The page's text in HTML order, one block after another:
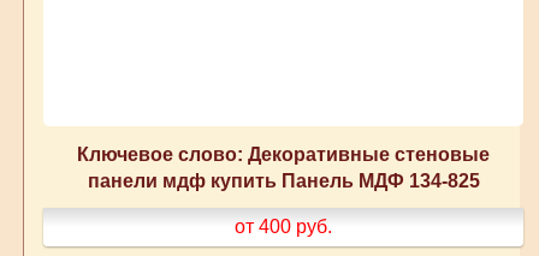
Ключевое слово: Декоративные стеновые
панели мдф купить Панель МДФ 134-825
от 400 руб.